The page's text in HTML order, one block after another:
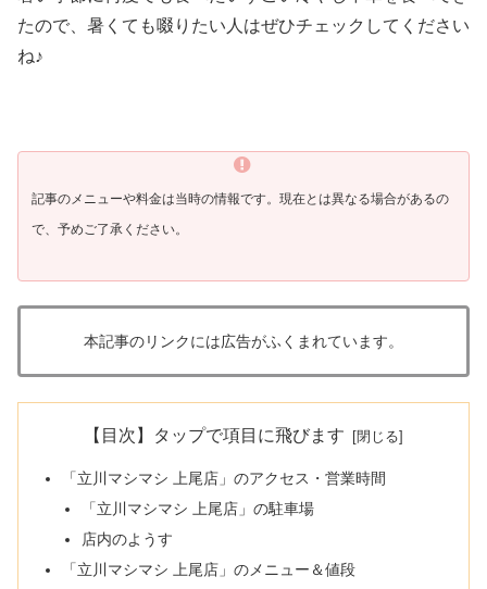
たので、暑くても啜りたい人はぜひチェックしてください
ね♪
記事のメニューや料金は当時の情報です。現在とは異なる場合があるの
で、予めご了承ください。
本記事のリンクには広告がふくまれています。
【目次】タップで項目に飛びます
「立川マシマシ 上尾店」のアクセス・営業時間
「立川マシマシ 上尾店」の駐車場
店内のようす
「立川マシマシ 上尾店」のメニュー＆値段